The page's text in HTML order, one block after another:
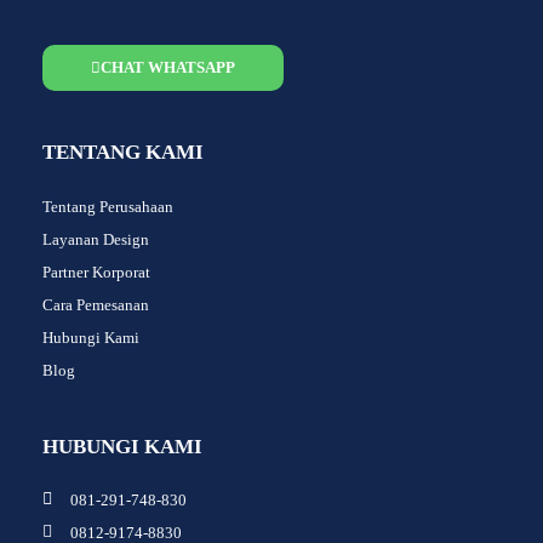
CHAT WHATSAPP
TENTANG KAMI
Tentang Perusahaan
Layanan Design
Partner Korporat
Cara Pemesanan
Hubungi Kami
Blog
HUBUNGI KAMI
081-291-748-830
0812-9174-8830